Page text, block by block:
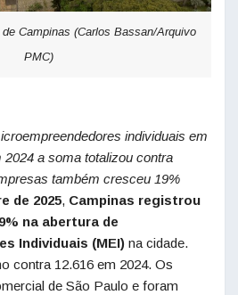
Campinas (Carlos Bassan/Arquivo
PMC)
individuais em
2024 a soma totalizou contra
também cresceu 19%
de 2025, Campinas registrou
na abertura de
Individuais (MEI) na cidade.
contra 12.616 em 2024. Os
de São Paulo e foram